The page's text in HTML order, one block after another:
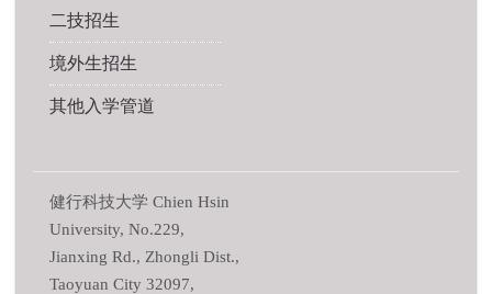
二技招生
境外生招生
其他入学管道
健行科技大学 Chien Hsin
University, No.229,
Jianxing Rd., Zhongli Dist.,
Taoyuan City 32097,